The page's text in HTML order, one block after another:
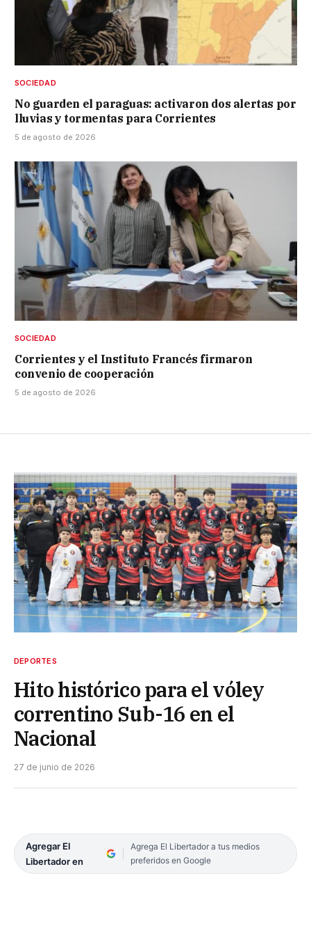
SOCIEDAD
No guarden el paraguas: activaron dos alertas por
lluvias y tormentas para Corrientes
5 de agosto de 2026
SOCIEDAD
Corrientes y el Instituto Francés firmaron
convenio de cooperación
5 de agosto de 2026
DEPORTES
Hito histórico para el vóley
correntino Sub-16 en el
Nacional
27 de junio de 2026
Agregar El
Libertador en
Agrega El Libertador a tus medios
preferidos en Google